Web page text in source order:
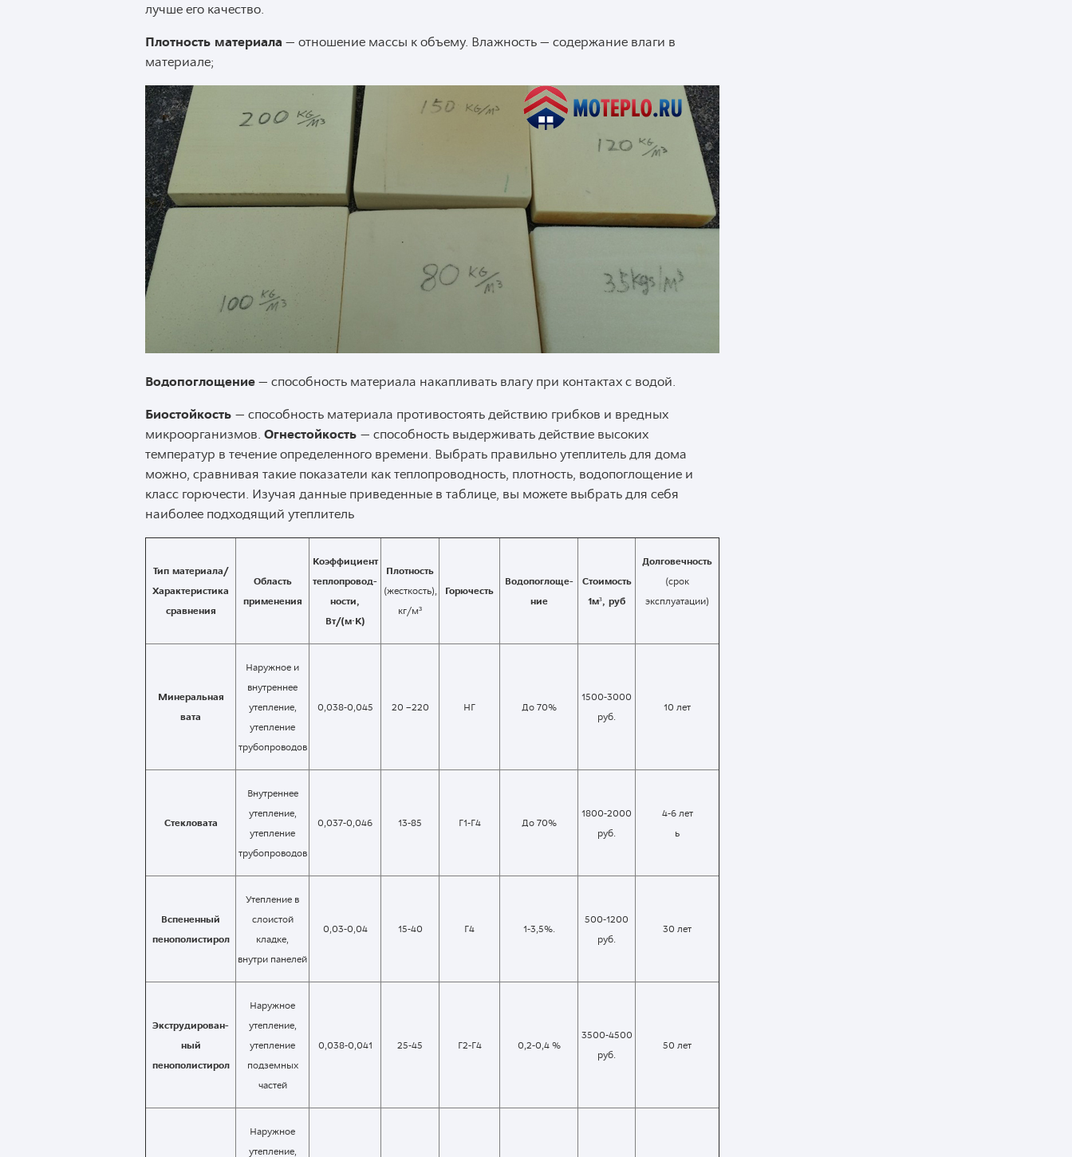
лучше его качество.
Плотность материала — отношение массы к объему. Влажность — содержание влаги в
материале;
Водопоглощение — способность материала накапливать влагу при контактах с водой.
Биостойкость — способность материала противостоять действию грибков и вредных
микроорганизмов. Огнестойкость — способность выдерживать действие высоких
температур в течение определенного времени. Выбрать правильно утеплитель для дома
можно, сравнивая такие показатели как теплопроводность, плотность, водопоглощение и
класс горючести. Изучая данные приведенные в таблице, вы можете выбрать для себя
наиболее подходящий утеплитель
Тип материала/
Характеристика
сравнения
Область
применения
Коэффициент
теплопровод-
ности,
Вт/(м·К)
Плотность
(жесткость),
кг/м³
Горючесть
Водопоглоще-
ние
Стоимость
1м³, руб
Долговечность
(срок
эксплуатации)
Минеральная
вата
Наружное и
внутреннее
утепление,
утепление
трубопроводов
0,038-0,045 20 –220 НГ До 70%
1500-3000
руб.
10 лет
Стекловата
Внутреннее
утепление,
утепление
трубопроводов
0,037-0,046 13-85 Г1-Г4 До 70%
1800-2000
руб.
4-6 лет
ь
Вспененный
пенополистирол
Утепление в
слоистой
кладке,
внутри панелей
0,03-0,04 15-40 Г4 1-3,5%.
500-1200
руб.
30 лет
Экструдирован-
ный
пенополистирол
Наружное
утепление,
утепление
подземных
частей
0,038-0,041 25-45 Г2-Г4 0,2-0,4 %
3500-4500
руб.
50 лет
Наружное
утепление,